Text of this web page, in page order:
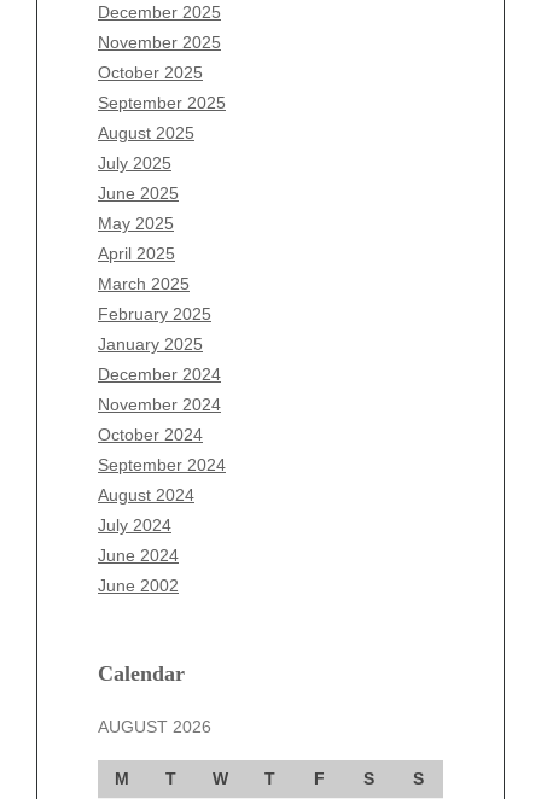
December 2025
November 2025
October 2025
September 2025
August 2025
July 2025
June 2025
May 2025
April 2025
March 2025
February 2025
January 2025
December 2024
November 2024
October 2024
September 2024
August 2024
July 2024
June 2024
June 2002
Calendar
AUGUST 2026
M T W T F S
S
Archives
August 2026
July 2026
June 2026
May 2026
April 2026
March 2026
February 2026
January 2026
December 2025
November 2025
October 2025
September 2025
August 2025
July 2025
June 2025
May 2025
April 2025
March 2025
December 2024
October 2024
September 2024
August 2024